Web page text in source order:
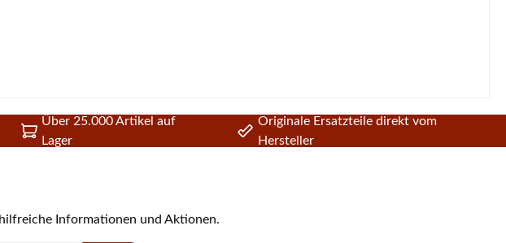
Über 25.000 Artikel auf
Lager
Originale Ersatzteile direkt vom
Hersteller
Informationen und Aktionen.